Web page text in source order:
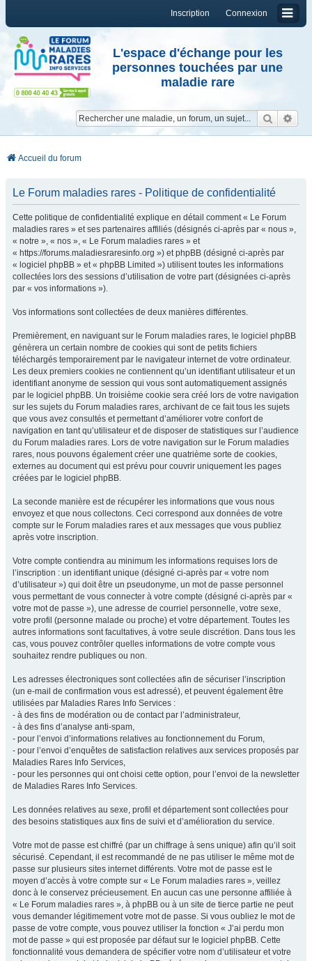
Connexion
Inscription
L'espace d'échange pour les
personnes touchées par une
maladie rare
Accueil du forum
Le Forum maladies rares - Politique de confidentialité
Cette politique de confidentialité explique en détail comment « Le Forum
maladies rares » et ses partenaires affiliés (désignés ci-après par « nous »,
« notre », « nos », « Le Forum maladies rares » et
« https://forums.maladiesraresinfo.org ») et phpBB (désigné ci-après par
« logiciel phpBB » et « phpBB Limited ») utilisent toutes les informations
collectées lors des sessions d’utilisation de votre part (désignées ci-après
par « vos informations »).
Vos informations sont collectées de deux manières différentes.
Premièrement, en naviguant sur le Forum maladies rares, le logiciel phpBB
génèrera un certain nombre de cookies qui sont de petits fichiers
téléchargés temporairement par le navigateur internet de votre ordinateur.
Les deux premiers cookies ne contiennent qu’un identifiant utilisateur et un
identifiant anonyme de session qui vous sont automatiquement assignés
par le logiciel phpBB. Un troisième cookie sera créé lors de votre navigation
sur les sujets du Forum maladies rares, archivant de ce fait tous les sujets
que vous avez consultés et permettant d’améliorer votre confort de
navigation en tant qu’utilisateur et de disposer de statistiques sur l’audience
du Forum maladies rares. Lors de votre navigation sur le Forum maladies
rares, nous pouvons également créer une quatrième sorte de cookies,
externes au document qui est prévu pour couvrir uniquement les pages
créées par le logiciel phpBB.
La seconde manière est de récupérer les informations que vous nous
envoyez et que nous collectons. Ceci correspond aux données de votre
compte sur le Forum maladies rares et aux messages que vous publiez
après votre inscription.
Votre compte contiendra au minimum les informations requises lors de
l’inscription : un identifiant unique (désigné ci-après par « votre nom
d’utilisateur ») qui doit être un pseudonyme, un mot de passe personnel
vous permettant de vous connecter à votre compte (désigné ci-après par «
votre mot de passe »), une adresse de courriel personnelle, votre sexe,
votre profil (personne malade ou proche) et votre département. Toutes les
autres informations sont facultatives, à votre seule discrétion. Dans tous les
cas, vous pouvez contrôler quelles informations de votre compte vous
souhaitez rendre publiques ou non.
Les adresses électroniques sont collectées afin de sécuriser l’inscription
(un e-mail de confirmation vous est adressé), et peuvent également être
utilisées par Maladies Rares Info Services :
- à des fins de modération ou de contact par l’administrateur,
- à des fins d’analyse anti-spam,
- pour l’envoi d’informations relatives au fonctionnement du Forum,
- pour l’envoi d’enquêtes de satisfaction relatives aux services proposés par
Maladies Rares Info Services,
- pour les personnes qui ont choisi cette option, pour l’envoi de la newsletter
de Maladies Rares Info Services.
Les données relatives au sexe, profil et département sont collectées pour
des besoins statistiques aux fins de suivi et d’amélioration du service.
Votre mot de passe est chiffré (par un chiffrage à sens unique) afin qu’il soit
sécurisé. Cependant, il est recommandé de ne pas utiliser le même mot de
passe sur plusieurs sites internet différents. Votre mot de passe est le
moyen d’accès à votre compte sur « Le Forum maladies rares », veillez
donc à le conservez précieusement. En aucun cas une personne affiliée à
« Le Forum maladies rares », à phpBB ou à un site de tierce partie ne peut
vous demander légitimement votre mot de passe. Si vous oubliez le mot de
passe de votre compte, vous pouvez utiliser la fonction « J’ai perdu mon
mot de passe » qui est proposée par défaut sur le logiciel phpBB. Cette
fonctionnalité vous demandera de spécifier votre nom d’utilisateur et votre